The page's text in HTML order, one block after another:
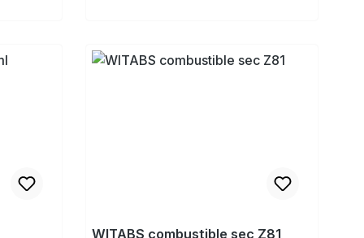
WITABS combustible sec Z81